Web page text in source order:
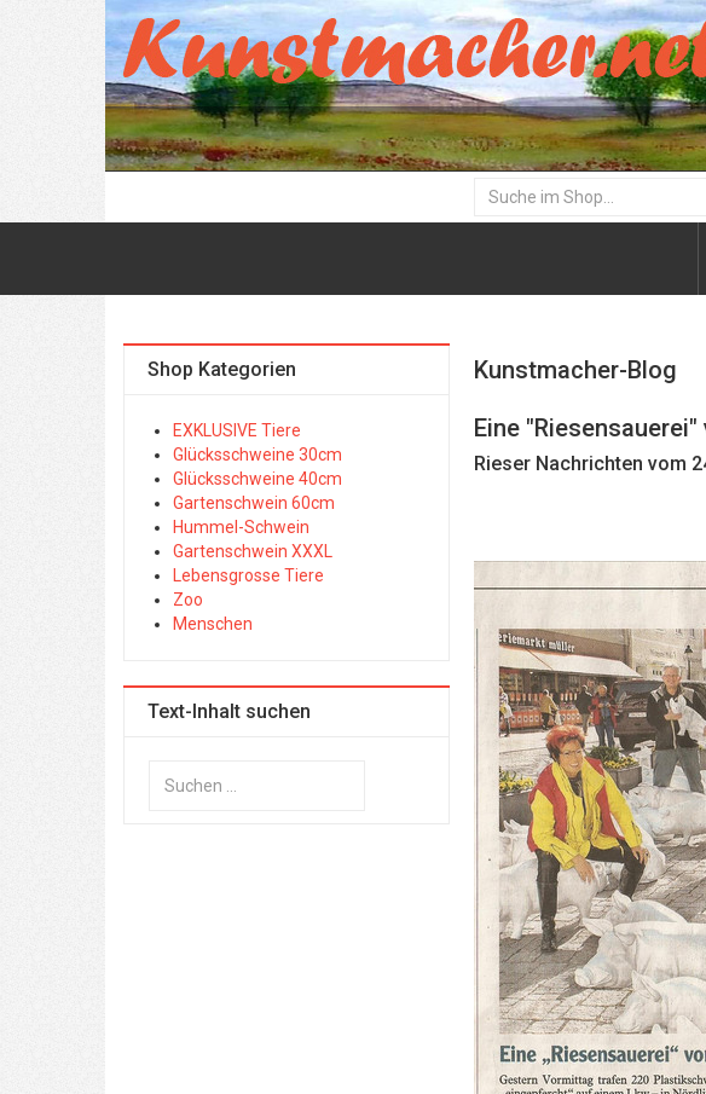
Kunstmacher-Blog
Eine
Rieser Nachrichten vom
Shop Kategorien
EXKLUSIVE Tiere
Glücksschweine 30cm
Glücksschweine 40cm
Gartenschwein 60cm
Hummel-Schwein
Gartenschwein XXXL
Lebensgrosse Tiere
Zoo
Menschen
Text-Inhalt suchen